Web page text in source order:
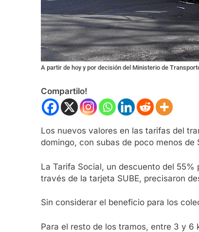
A partir de hoy y por decisión del Ministerio de
Compartilo!
Los nuevos valores en las tarifas del
domingo, con subas de poco menos
La Tarifa Social, un descuento del
través de la tarjeta SUBE, precisaron
Sin considerar el beneficio para los
Para el resto de los tramos, entre 3 y